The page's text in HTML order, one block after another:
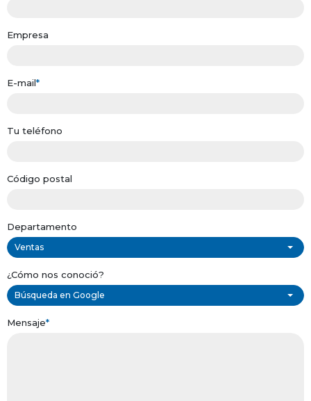
Empresa
E-mail*
Tu teléfono
Código postal
Departamento
Ventas
¿Cómo nos conoció?
Búsqueda en Google
Mensaje*